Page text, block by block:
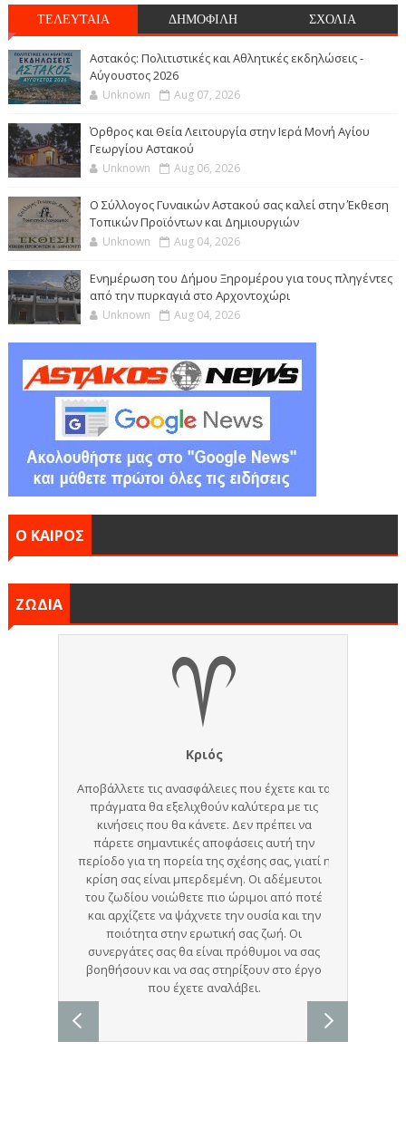
ΤΕΛΕΥΤΑΙΑ ΔΗΜΟΦΙΛΗ ΣΧΟΛΙΑ
Αστακός: Πολιτιστικές και Αθλητικές εκδηλώσεις -
Αύγουστος 2026
Unknown Aug 07, 2026
Όρθρος και Θεία Λειτουργία στην Ιερά Μονή Αγίου
Γεωργίου Αστακού
Unknown Aug 06, 2026
Ο Σύλλογος Γυναικών Αστακού σας καλεί στην Έκθεση
Τοπικών Προϊόντων και Δημιουργιών
Unknown Aug 04, 2026
Ενημέρωση του Δήμου Ξηρομέρου για τους πληγέντες
από την πυρκαγιά στο Αρχοντοχώρι
Unknown Aug 04, 2026
Ο ΚΑΙΡΟΣ
ΖΩΔΙΑ